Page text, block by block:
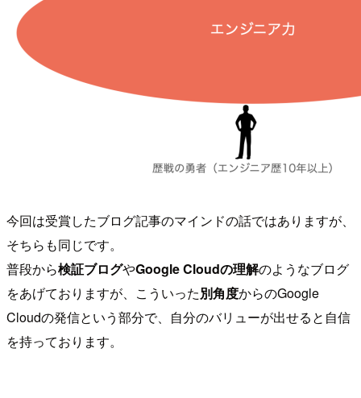
今回は受賞したブログ記事のマインドの話ではありますが、
そちらも同じです。
普段から検証ブログやGoogle Cloudの理解のようなブログ
をあげておりますが、こういった別角度からのGoogle
Cloudの発信という部分で、自分のバリューが出せると自信
を持っております。